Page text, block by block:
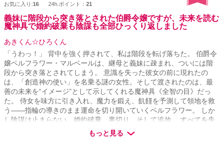
お気に入り:16 24h.ポイント： 21
義妹に階段から突き落とされた伯爵令嬢ですが、未来を読む
魔神具で婚約破棄も陰謀も全部ひっくり返しました
あきくん☆ひろくん
「うわっ！」 背中を強く押されて、私は階段を転げ落ちた。 伯爵令
嬢ベルフラワー・マルベールは、継母と義妹に疎まれ、ついには階
段から突き落とされてしまう。 意識を失った彼女の前に現れたの
は、「創造神の使い」を名乗る謎の女性。そして渡されたのは、最
善の未来を“イメージ”として示してくれる魔神具《全智の目》だっ
た。 侍女を味方に引き入れ、魔力を鍛え、飢饉を予測して領地を救
う――指輪の導きのまま運命を切り開いていくベルフラワー。 しか
し陰謀は止まらない。婚約破棄、裏切り、そして追放。 すべてを失
った彼女が向かった王都で待っていたのは――勇者との運命の出会
いだった。 これは、後にプラチナ帝国の始祖と呼ばれる一人の魔法
もっと見る